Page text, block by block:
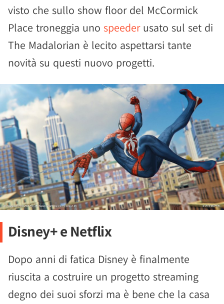
visto che sullo show floor del McCormick
Place troneggia uno speederusato sul set di
The Madalorian è lecito aspettarsi tante
novità su questi nuovo progetti.
Disney+ e Netflix
Dopo anni di fatica Disney è finalmente
riuscita a costruire un progetto streaming
degno dei suoi sforzi ma è bene che la casa